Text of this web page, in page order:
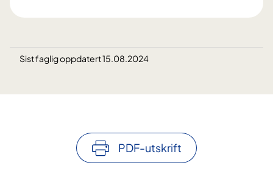
Sist faglig oppdatert 15.08.2024
PDF-utskrift